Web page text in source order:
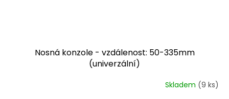
Nosná konzole - vzdálenost: 50-335mm
(univerzální)
Skladem (9 ks)